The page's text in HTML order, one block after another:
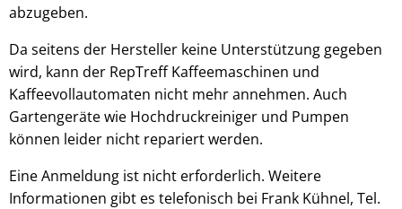
abzugeben.
Da seitens der Hersteller keine Unterstützung gegeben
wird, kann der RepTreff Kaffeemaschinen und
Kaffeevollautomaten nicht mehr annehmen. Auch
Gartengeräte wie Hochdruckreiniger und Pumpen
können leider nicht repariert werden.
Eine Anmeldung ist nicht erforderlich. Weitere
Informationen gibt es telefonisch bei Frank Kühnel, Tel.